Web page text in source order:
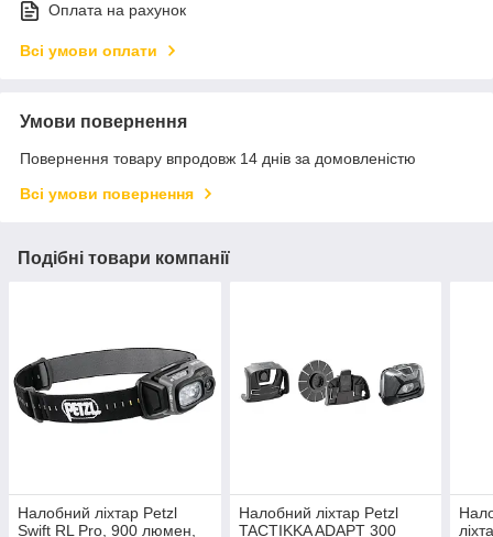
Оплата на рахунок
Всі умови оплати
Умови повернення
Повернення товару впродовж 14 днів за домовленістю
Всі умови повернення
Подібні товари компанії
Налобний ліхтар Petzl
Swift RL Pro, 900 люмен,
Налобний ліхтар Petzl
TACTIKKA ADAPT 300